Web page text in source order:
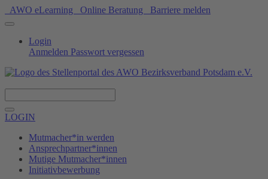
AWO eLearning Online Beratung Barriere melden
Login
Anmelden Passwort vergessen
LOGIN
Mutmacher*in werden
Ansprechpartner*innen
Mutige Mutmacher*innen
Initiativbewerbung